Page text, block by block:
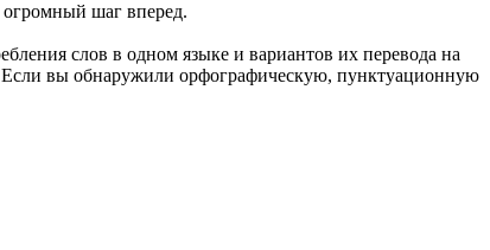
шаг вперед.
слов в одном языке и вариантов их перевода на
вы обнаружили орфографическую, пунктуационную